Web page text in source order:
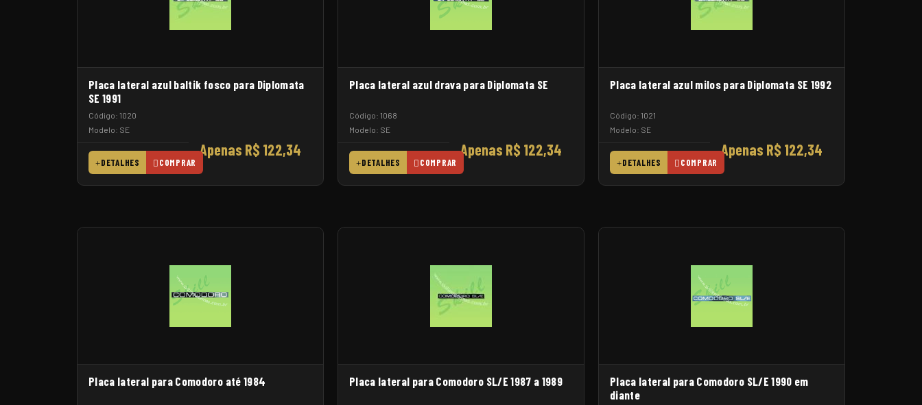
Placa lateral azul baltik fosco para Diplomata
SE 1991
Código: 1020
Modelo: SE
Apenas R$ 122,34
DETALHES COMPRAR
Placa lateral azul drava para Diplomata SE
Código: 1068
Modelo: SE
Apenas R$ 122,34
DETALHES COMPRAR
Placa lateral azul milos para Diplomata SE 1992
Código: 1021
Modelo: SE
Apenas R$ 122,34
DETALHES COMPRAR
Placa lateral para Comodoro até 1984 Placa lateral para Comodoro SL/E 1987 a 1989
Placa lateral para Comodoro SL/E 1990 em
diante